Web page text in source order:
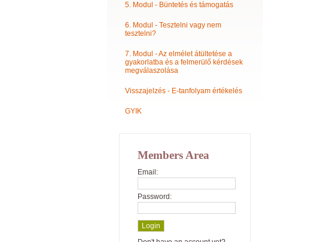
5. Modul - Büntetés és támogatás
6. Modul - Tesztelni vagy nem
tesztelni?
7. Modul - Az elmélet átültetése a
gyakorlatba és a felmerülő kérdések
megválaszolása
Visszajelzés - E-tanfolyam értékelés
GYIK
Members Area
Email:
Password: